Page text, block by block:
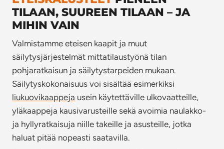
TILAAN, SUUREEN TILAAN – JA
MIHIN VAIN
Valmistamme eteisen kaapit ja muut
säilytysjärjestelmät mittatilaustyönä tilan
pohjaratkaisun ja säilytystarpeiden mukaan.
Säilytyskokonaisuus voi sisältää esimerkiksi
liukuovikaappeja usein käytettäville ulkovaatteille,
yläkaappeja kausivarusteille sekä avoimia naulakko-
ja hyllyratkaisuja niille takeille ja asusteille, jotka
haluat pitää nopeasti saatavilla.